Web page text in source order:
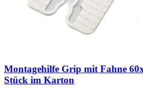
Montagehilfe Grip mit Fahne
Stück im Karton